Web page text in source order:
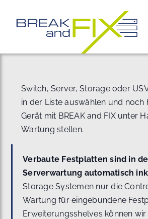
springen
Switch, Server, Storage oder
in der Liste auswählen und noch
Gerät mit BREAK and FIX unter
Wartung stellen.
Verbaute Festplatten sind in
Serverwartung automatisch
Storage Systemen nur die
Wartung für eingebundene
Erweiterungsshelves können